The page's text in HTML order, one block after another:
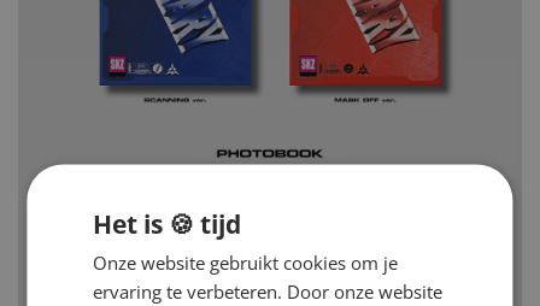
Het is 🍪 tijd
Onze website gebruikt cookies om je
ervaring te verbeteren. Door onze website